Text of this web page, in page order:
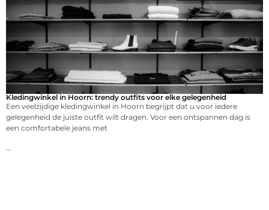
Kledingwinkel in Hoorn: trendy outfits voor elke gelegenheid
Een veelzijdige kledingwinkel in Hoorn begrijpt dat u voor iedere
gelegenheid de juiste outfit wilt dragen. Voor een ontspannen dag is
een comfortabele jeans met